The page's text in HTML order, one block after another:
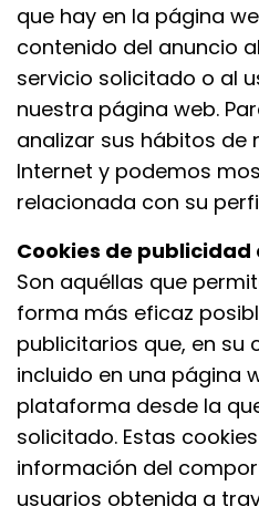
que hay en la página
contenido del anuncio
servicio solicitado o al
nuestra página web.
analizar sus hábitos de
Internet y podemos
relacionada con su
Cookies de
Son aquéllas que
forma más eficaz
publicitarios que, en su
incluido en una página
plataforma desde la
solicitado. Estas
información del
usuarios obtenida a